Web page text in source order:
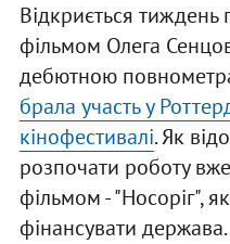
Відкриється тиждень
фільмом Олега
дебютною
брала участь у
кінофестивалі. Як
розпочати роботу
фільмом - "Носоріг",
фінансувати держава.